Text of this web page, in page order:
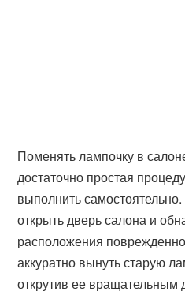
Поменять лампочку в
достаточно простая
выполнить
открыть дверь салона и
расположения
аккуратно вынуть старую
открутив ее вращательным